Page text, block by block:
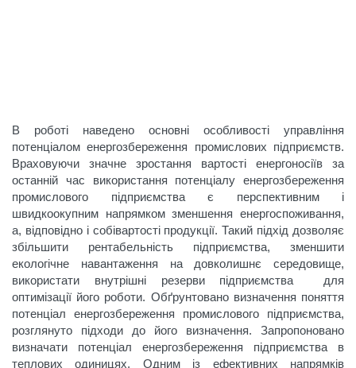
В роботі наведено основні особливості управління
потенціалом енергозбереження промислових підприємств.
Враховуючи значне зростання вартості енергоносіїв за
останній час використання потенціалу енергозбереження
промислового підприємства є перспективним і
швидкоокупним напрямком зменшення енергоспоживання,
а, відповідно і собівартості продукції. Такий підхід дозволяє
збільшити рентабельність підприємства, зменшити
екологічне навантаження на довколишнє середовище,
використати внутрішні резерви підприємства для
оптимізації його роботи. Обґрунтовано визначення поняття
потенціал енергозбереження промислового підприємства,
розглянуто підходи до його визначення. Запропоновано
визначати потенціал енергозбереження підприємства в
теплових одиницях. Одним із ефективних напрямків